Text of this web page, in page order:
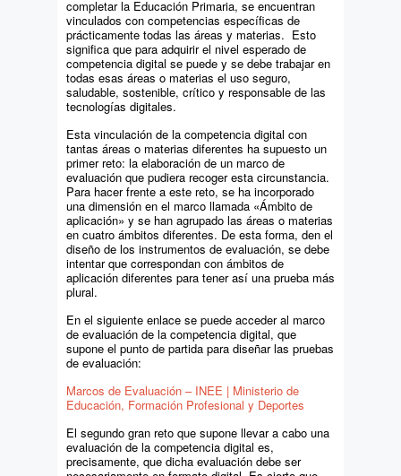
completar la Educación Primaria, se encuentran
vinculados con competencias específicas de
prácticamente todas las áreas y materias. Esto
significa que para adquirir el nivel esperado de
competencia digital se puede y se debe trabajar en
todas esas áreas o materias el uso seguro,
saludable, sostenible, crítico y responsable de las
tecnologías digitales.
Esta vinculación de la competencia digital con
tantas áreas o materias diferentes ha supuesto un
primer reto: la elaboración de un marco de
evaluación que pudiera recoger esta circunstancia.
Para hacer frente a este reto, se ha incorporado
una dimensión en el marco llamada «Ámbito de
aplicación» y se han agrupado las áreas o materias
en cuatro ámbitos diferentes. De esta forma, den el
diseño de los instrumentos de evaluación, se debe
intentar que correspondan con ámbitos de
aplicación diferentes para tener así una prueba más
plural.
En el siguiente enlace se puede acceder al marco
de evaluación de la competencia digital, que
supone el punto de partida para diseñar las pruebas
de evaluación:
Marcos de Evaluación – INEE | Ministerio de
Educación, Formación Profesional y Deportes
El segundo gran reto que supone llevar a cabo una
evaluación de la competencia digital es,
precisamente, que dicha evaluación debe ser